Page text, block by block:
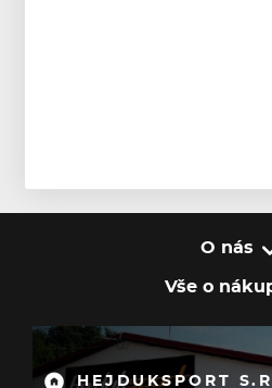
O nás
Vše o
HEJDUKSPORT